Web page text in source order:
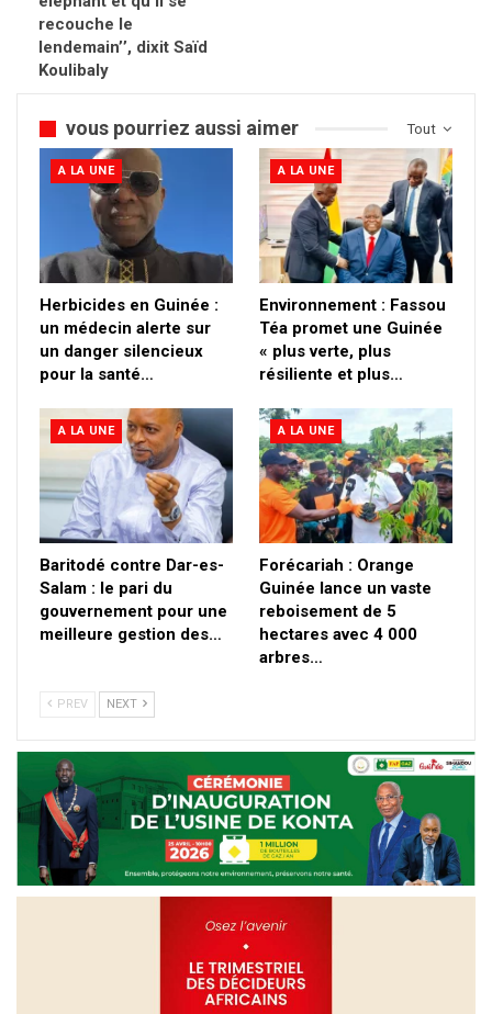
recouche le
lendemain’’, dixit Saïd
Koulibaly
Tout
vous pourriez aussi aimer
A LA UNE
Herbicides en Guinée :
un médecin alerte sur
un danger silencieux
pour la santé…
A LA UNE
Environnement : Fassou
Téa promet une Guinée
« plus verte, plus
résiliente et plus…
A LA UNE
Baritodé contre Dar-es-
Salam : le pari du
gouvernement pour une
meilleure gestion des…
A LA UNE
Forécariah : Orange
Guinée lance un vaste
reboisement de 5
hectares avec 4 000
arbres…
PREV NEXT